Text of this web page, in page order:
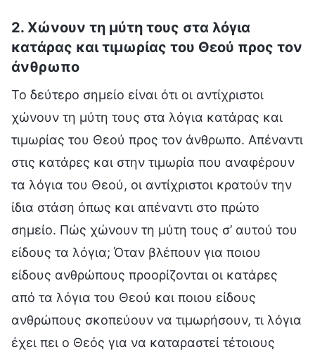
2. Χώνουν τη μύτη τους στα λόγια
κατάρας και τιμωρίας του Θεού προς τον
άνθρωπο
Το δεύτερο σημείο είναι ότι οι αντίχριστοι
χώνουν τη μύτη τους στα λόγια κατάρας και
τιμωρίας του Θεού προς τον άνθρωπο. Απέναντι
στις κατάρες και στην τιμωρία που αναφέρουν
τα λόγια του Θεού, οι αντίχριστοι κρατούν την
ίδια στάση όπως και απέναντι στο πρώτο
σημείο. Πώς χώνουν τη μύτη τους σ’ αυτού του
είδους τα λόγια; Όταν βλέπουν για ποιου
είδους ανθρώπους προορίζονται οι κατάρες
από τα λόγια του Θεού και ποιου είδους
ανθρώπους σκοπεύουν να τιμωρήσουν, τι λόγια
έχει πει ο Θεός για να καταραστεί τέτοιους